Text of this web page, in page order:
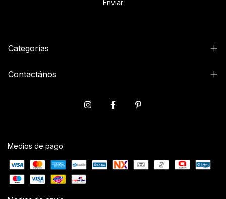
Categorías
Contactános
Medios de pago